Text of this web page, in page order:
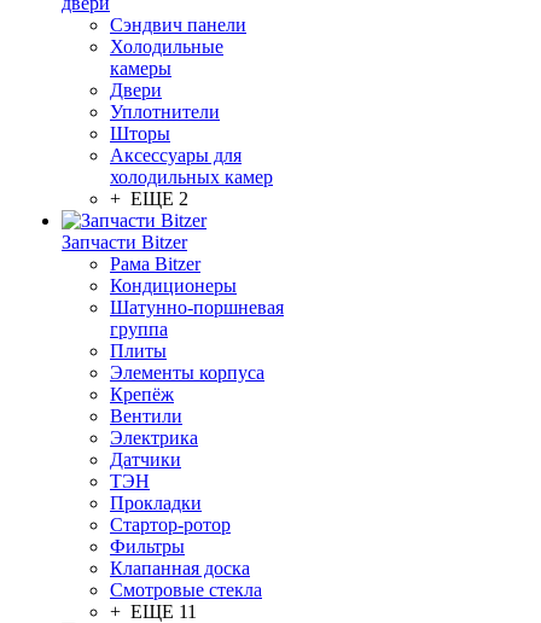
Сэндвич панели
Холодильные
камеры
Двери
Уплотнители
Шторы
Аксессуары для
холодильных камер
+ ЕЩЕ 2
Запчасти Bitzer
Рама Bitzer
Кондиционеры
Шатунно-поршневая
группа
Плиты
Элементы корпуса
Крепёж
Вентили
Электрика
Датчики
ТЭН
Прокладки
Стартор-ротор
Фильтры
Клапанная доска
Смотровые стекла
+ ЕЩЕ 11